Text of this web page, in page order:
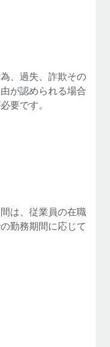
専門サポート
対応
とXeroの統合お
（契約社員管理
あらゆる規模の企業が
を支給できるようにす
、過失、詐欺その
が認められる場合
要です。
は、従業員の在職
勤務期間に応じて